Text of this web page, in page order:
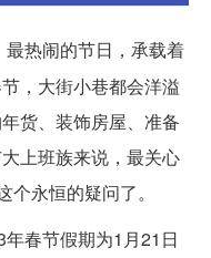
最热闹的节日，承载着
，大街小巷都会洋溢
货、装饰房屋、准备
上班族来说，最关心
个永恒的疑问了。
春节假期为1月21日